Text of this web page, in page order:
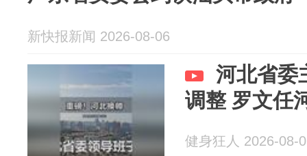
新快报新闻 2026-08-06
河北省委
调整 罗文任
健身狂人 2026-08-